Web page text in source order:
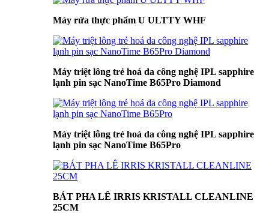
Máy rửa thực phẩm U ULTTY WHF
Máy triệt lông trẻ hoá da công nghệ IPL sapphire
lạnh pin sạc NanoTime B65Pro Diamond
Máy triệt lông trẻ hoá da công nghệ IPL sapphire
lạnh pin sạc NanoTime B65Pro
BÁT PHA LÊ IRRIS KRISTALL CLEANLINE
25CM